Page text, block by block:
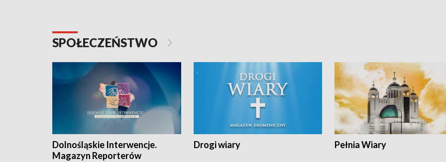
SPOŁECZEŃSTWO
Dolnośląskie Interwencje.
Magazyn Reporterów
Drogi wiary Pełnia Wiary